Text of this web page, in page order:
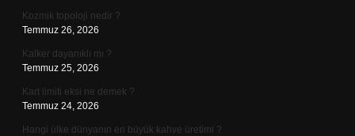
Kozmik topoloji nedir ?
Temmuz 26, 2026
Kalker dayanıklı mı ?
Temmuz 25, 2026
Kart limiti eksi ne demek ?
Temmuz 24, 2026
Hangi ülke dünyanın en büyük kahve üretimi ?